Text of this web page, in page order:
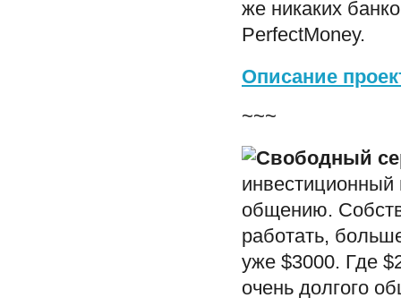
же никаких
PerfectMoney.
Описание
~~~
общению.
работать,
уже $3000. Где
очень долгого